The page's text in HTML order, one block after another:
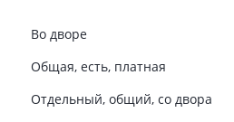
Во дворе
Общая, есть, платная
Отдельный, общий, со двора